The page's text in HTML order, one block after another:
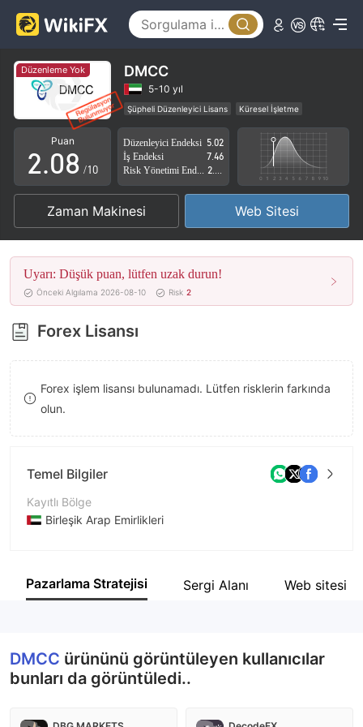
Düzenleme Yok DMCC
5-10 yıl
Şüpheli Düzenleyici Lisans
Küresel İşletme
Yüksek düzeyde potansiyel risk
Puan
0
1
2
3
4
5
6
7
8
9
.0
1
2
3
4
5
6
7
8
4
5
6
7
8
9
/10
Düzenleyici Endeksi 5.02
İş Endeksi
7.46
Zaman Makinesi Web Sitesi
Uyarı: Düşük puan, lütfen uzak durun!
Önceki Algılama 2026-08-10 Risk 2
Forex Lisansı
Forex işlem lisansı bulunamadı. Lütfen risklerin farkında
olun.
Temel Bilgiler
Kayıtlı Bölge
Birleşik Arap Emirlikleri
Şirket Adı
Pazarlama Stratejisi Sergi Alanı Web sitesi
DMCC ürününü görüntüleyen kullanıcılar
bunları da görüntüledi..